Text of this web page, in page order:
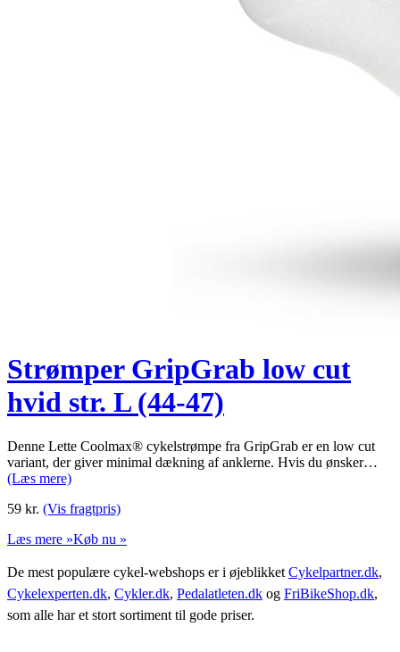
Strømper GripGrab low cut
hvid str. L (44-47)
Denne Lette Coolmax® cykelstrømpe fra GripGrab er en low cut
variant, der giver minimal dækning af anklerne. Hvis du ønsker…
(Læs mere)
59 kr. (Vis fragtpris)
Læs mere »Køb nu »
De mest populære cykel-webshops er i øjeblikket Cykelpartner.dk,
Cykelexperten.dk, Cykler.dk, Pedalatleten.dk og FriBikeShop.dk,
som alle har et stort sortiment til gode priser.